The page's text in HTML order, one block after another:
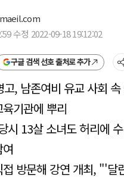
수정 2022-09-18 19:12:02
구글 검색 선호 출처로 추가
고, 남존여비 유교 사회
기관에 뿌리
시 13살 소녀도 허리에
접 방문해 강연 개최, "'달